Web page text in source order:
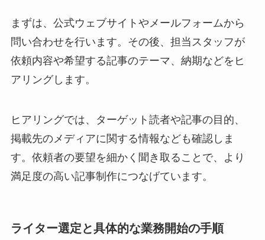
まずは、公式ウェブサイトやメールフォームから
問い合わせを行います。その後、担当スタッフが
依頼内容や希望する記事のテーマ、納期などをヒ
アリングします。
ヒアリングでは、ターゲット読者や記事の目的、
掲載先のメディアに関する情報なども確認しま
す。依頼者の要望を細かく聞き取ることで、より
満足度の高い記事制作につなげています。
ライター選定と具体的な業務開始の手順